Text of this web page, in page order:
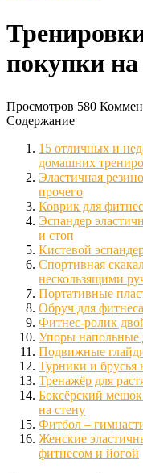
покупки
Просмотров 580
Содержание
15 отличных и
домашних
Эластичная
прочего
Коврик для
Эспандер
и стоп
Кистевой
Спортивная
нескользящими
Портативные
Обруч для
Фитнес-ролик
Упоры напольные
Подвижные
Турники и брусья
Тренажёр для
Боксёрский
на стену
Фитбол –
Женские
фитнесом и йогой